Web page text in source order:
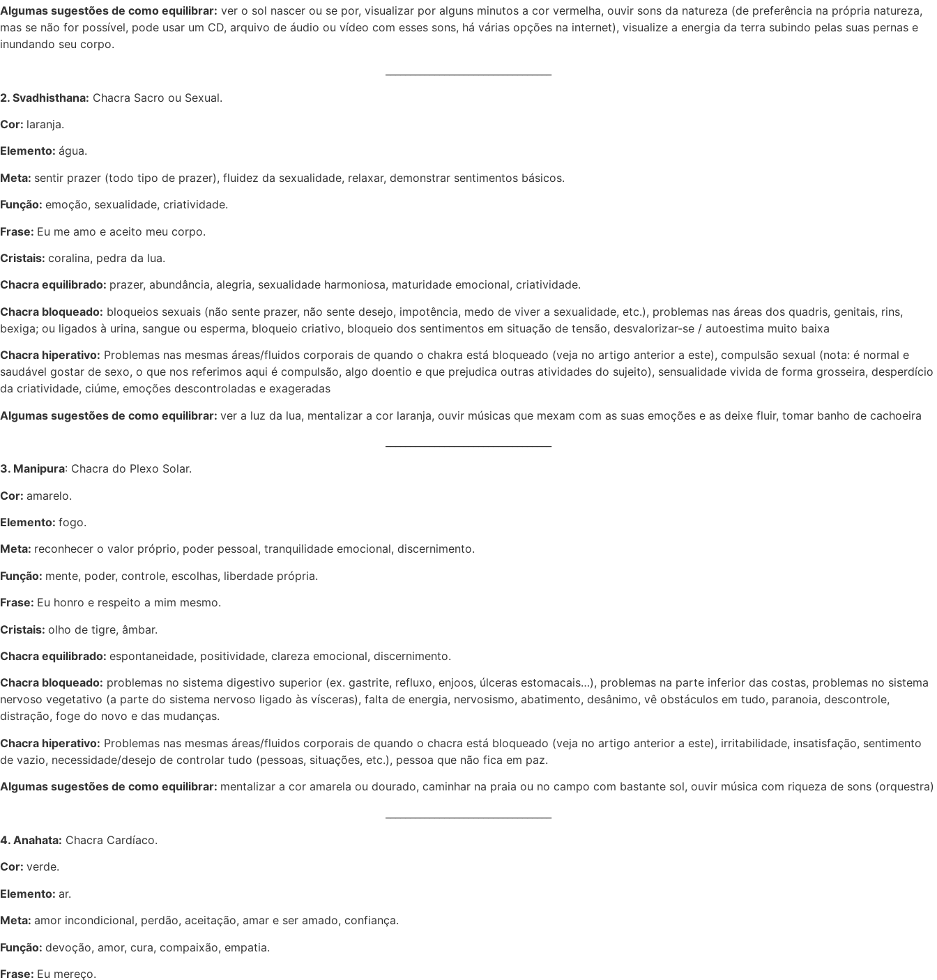
Algumas sugestões de como equilibrar: ver o sol nascer ou se por, visualizar por alguns minutos a cor vermelha, ouvir sons da natureza (de preferência na própria natureza,
mas se não for possível, pode usar um CD, arquivo de áudio ou vídeo com esses sons, há várias opções na internet), visualize a energia da terra subindo pelas suas pernas e
inundando seu corpo.
2. Svadhisthana: Chacra Sacro ou Sexual.
Cor: laranja.
Elemento: água.
Meta: sentir prazer (todo tipo de prazer), fluidez da sexualidade, relaxar, demonstrar sentimentos básicos.
Função: emoção, sexualidade, criatividade.
Frase: Eu me amo e aceito meu corpo.
Cristais: coralina, pedra da lua.
Chacra equilibrado: prazer, abundância, alegria, sexualidade harmoniosa, maturidade emocional, criatividade.
Chacra bloqueado: bloqueios sexuais (não sente prazer, não sente desejo, impotência, medo de viver a sexualidade, etc.), problemas nas áreas dos quadris, genitais, rins,
bexiga; ou ligados à urina, sangue ou esperma, bloqueio criativo, bloqueio dos sentimentos em situação de tensão, desvalorizar-se / autoestima muito baixa
Chacra hiperativo: Problemas nas mesmas áreas/fluidos corporais de quando o chakra está bloqueado (veja no artigo anterior a este), compulsão sexual (nota: é normal e
saudável gostar de sexo, o que nos referimos aqui é compulsão, algo doentio e que prejudica outras atividades do sujeito), sensualidade vivida de forma grosseira, desperdício
da criatividade, ciúme, emoções descontroladas e exageradas
Algumas sugestões de como equilibrar: ver a luz da lua, mentalizar a cor laranja, ouvir músicas que mexam com as suas emoções e as deixe fluir, tomar banho de cachoeira
3. Manipura: Chacra do Plexo Solar.
Cor: amarelo.
Elemento: fogo.
Meta: reconhecer o valor próprio, poder pessoal, tranquilidade emocional, discernimento.
Função: mente, poder, controle, escolhas, liberdade própria.
Frase: Eu honro e respeito a mim mesmo.
Cristais: olho de tigre, âmbar.
Chacra equilibrado: espontaneidade, positividade, clareza emocional, discernimento.
Chacra bloqueado: problemas no sistema digestivo superior (ex. gastrite, refluxo, enjoos, úlceras estomacais…), problemas na parte inferior das costas, problemas no sistema
nervoso vegetativo (a parte do sistema nervoso ligado às vísceras), falta de energia, nervosismo, abatimento, desânimo, vê obstáculos em tudo, paranoia, descontrole,
distração, foge do novo e das mudanças.
Chacra hiperativo: Problemas nas mesmas áreas/fluidos corporais de quando o chacra está bloqueado (veja no artigo anterior a este), irritabilidade, insatisfação, sentimento
de vazio, necessidade/desejo de controlar tudo (pessoas, situações, etc.), pessoa que não fica em paz.
Algumas sugestões de como equilibrar: mentalizar a cor amarela ou dourado, caminhar na praia ou no campo com bastante sol, ouvir música com riqueza de sons (orquestra)
4. Anahata: Chacra Cardíaco.
Cor: verde.
Elemento: ar.
Meta: amor incondicional, perdão, aceitação, amar e ser amado, confiança.
Função: devoção, amor, cura, compaixão, empatia.
Frase: Eu mereço.